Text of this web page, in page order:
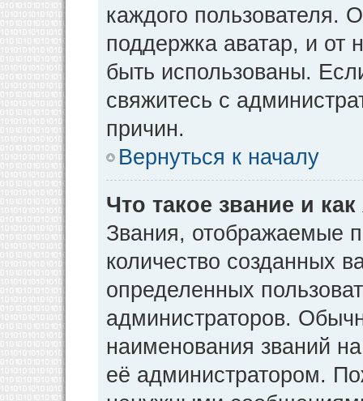
каждого пользователя.
поддержка аватар, и от
быть использованы.
свяжитесь с
причин.
Вернуться к началу
Что такое звание и
Звания, отображаемые
количество созданных
определенных
администраторов.
наименования званий
её администратором.